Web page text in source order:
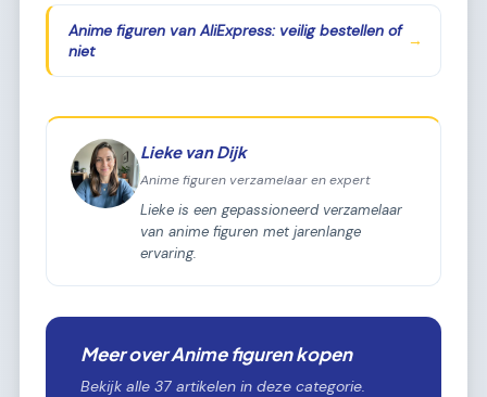
Anime figuren van AliExpress: veilig bestellen of
niet
→
Lieke van Dijk
Anime figuren verzamelaar en expert
Lieke is een gepassioneerd verzamelaar
van anime figuren met jarenlange
ervaring.
Meer over Anime figuren kopen
Bekijk alle 37 artikelen in deze categorie.